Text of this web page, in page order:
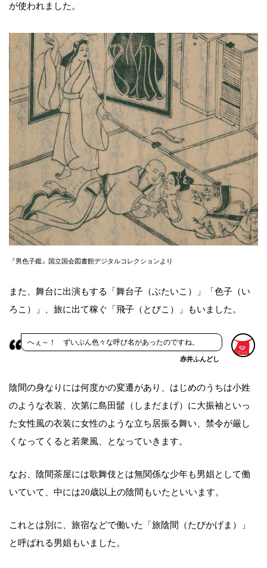
が使われました。
『男色子鑑』国立国会図書館デジタルコレクションより
また、舞台に出演もする「舞台子（ぶたいこ）」「色子（い
ろこ）」、旅に出て稼ぐ「飛子（とびこ）」もいました。
へぇ～！ ずいぶん色々な呼び名があったのですね。
赤井ふんどし
陰間の身なりには何度かの変遷があり、はじめのうちは小姓
のような衣装、次第に島田髷（しまだまげ）に大振袖といっ
た女性風の衣装に女性のような立ち居振る舞い、禁令が厳し
くなってくると若衆風、となっていきます。
なお、陰間茶屋には歌舞伎とは無関係な少年も男娼として働
いていて、中には20歳以上の陰間もいたといいます。
これとは別に、旅宿などで働いた「旅陰間（たびかげま）」
と呼ばれる男娼もいました。